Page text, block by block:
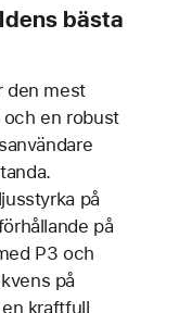
bästa
den mest
och en robust
på
på
P3 och
på
kraftfull